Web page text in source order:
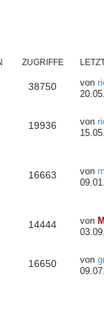
ZUGRIFFE
38750 von
19936 von
16663 von
14444 von
16650 von